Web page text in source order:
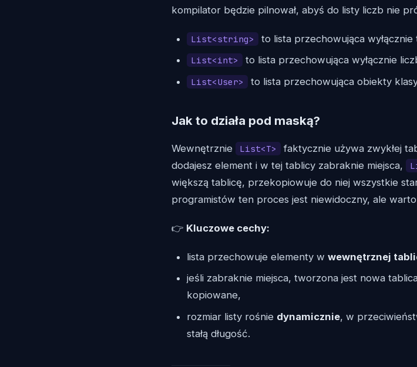
kompilator będzie pilnował, abyś do listy liczb nie
List<string> to lista przechowująca wyłącznie
List<int> to lista przechowująca wyłącznie
List<User> to lista przechowująca obiekty
Jak to działa pod maską?
Wewnętrznie List<T>
faktycznie używa zwykłej
dodajesz element i w tej tablicy zabraknie miejsca,
większą tablicę, przekopiowuje do niej wszystkie
programistów ten proces jest niewidoczny, ale
👉 Kluczowe cechy:
lista przechowuje elementy w wewnętrznej
jeśli zabraknie miejsca, tworzona jest nowa
kopiowane,
rozmiar listy rośnie dynamicznie, w
stałą długość.